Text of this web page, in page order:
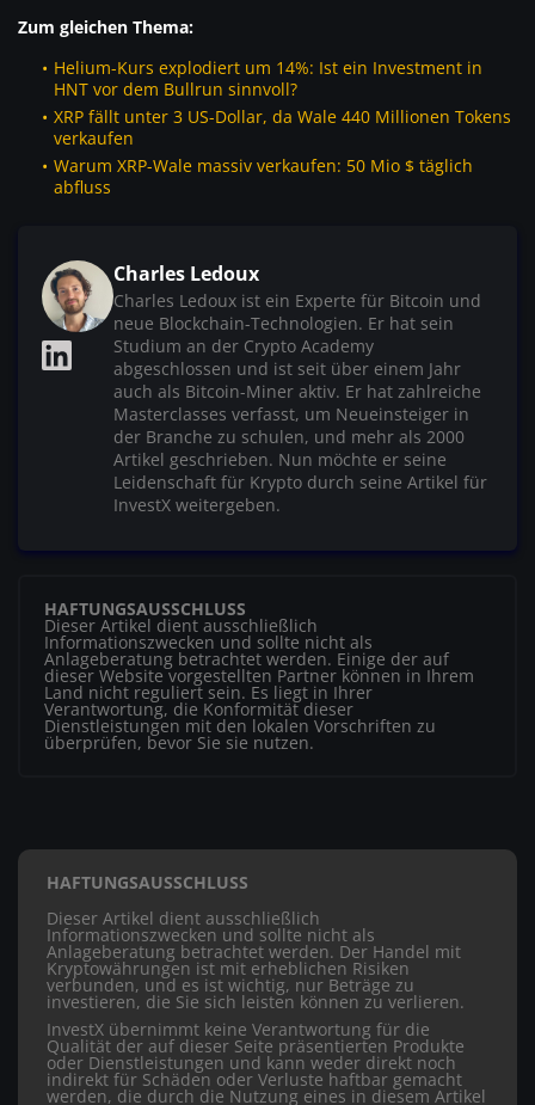
Zum gleichen Thema:
Helium-Kurs explodiert um 14%: Ist ein Investment in
HNT vor dem Bullrun sinnvoll?
XRP fällt unter 3 US-Dollar, da Wale 440 Millionen Tokens
verkaufen
Warum XRP-Wale massiv verkaufen: 50 Mio $ täglich
abfluss
Charles Ledoux
Charles Ledoux ist ein Experte für Bitcoin und
neue Blockchain-Technologien. Er hat sein
Studium an der Crypto Academy
abgeschlossen und ist seit über einem Jahr
auch als Bitcoin-Miner aktiv. Er hat zahlreiche
Masterclasses verfasst, um Neueinsteiger in
der Branche zu schulen, und mehr als 2000
Artikel geschrieben. Nun möchte er seine
Leidenschaft für Krypto durch seine Artikel für
InvestX weitergeben.
HAFTUNGSAUSSCHLUSS
Dieser Artikel dient ausschließlich
Informationszwecken und sollte nicht als
Anlageberatung betrachtet werden. Einige der auf
dieser Website vorgestellten Partner können in Ihrem
Land nicht reguliert sein. Es liegt in Ihrer
Verantwortung, die Konformität dieser
Dienstleistungen mit den lokalen Vorschriften zu
überprüfen, bevor Sie sie nutzen.
HAFTUNGSAUSSCHLUSS
Dieser Artikel dient ausschließlich
Informationszwecken und sollte nicht als
Anlageberatung betrachtet werden. Der Handel mit
Kryptowährungen ist mit erheblichen Risiken
verbunden, und es ist wichtig, nur Beträge zu
investieren, die Sie sich leisten können zu verlieren.
InvestX übernimmt keine Verantwortung für die
Qualität der auf dieser Seite präsentierten Produkte
oder Dienstleistungen und kann weder direkt noch
indirekt für Schäden oder Verluste haftbar gemacht
werden, die durch die Nutzung eines in diesem Artikel